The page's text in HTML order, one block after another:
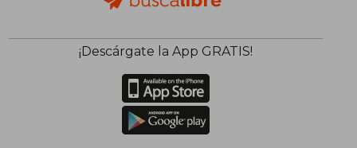
¡Descárgate la App GRATIS!